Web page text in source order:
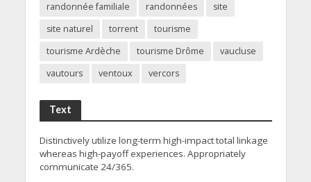
randonnée familiale
randonnées
site
site naturel
torrent
tourisme
tourisme Ardèche
tourisme Drôme
vaucluse
vautours
ventoux vercors
Text
Distinctively utilize long-term high-impact total linkage
whereas high-payoff experiences. Appropriately
communicate 24/365.